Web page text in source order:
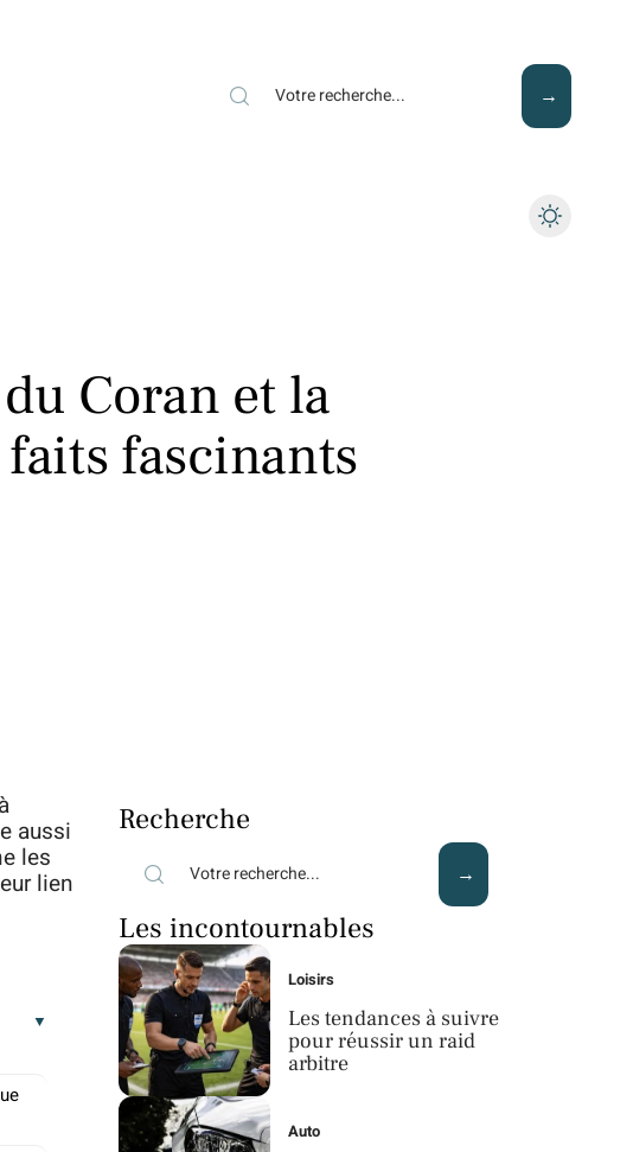
Coran et la
fascinants
aussi
les
lien
Recherche
Les incontournables
Loisirs
Les tendances à suivre
pour réussir un raid
arbitre
Auto